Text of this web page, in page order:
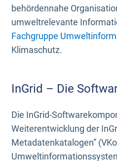
behördennahe
umweltrelevante
Fachgruppe
Klimaschutz.
InGrid – Die
Die InGrid-
Weiterentwicklung der
Metadatenkatalogen”